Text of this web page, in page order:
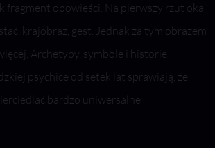
fragment opowieści. Na pierwszy rzut oka
krajobraz, gest. Jednak za tym obrazem
Archetypy, symbole i historie
psychice od setek lat sprawiają, że
bardzo uniwersalne